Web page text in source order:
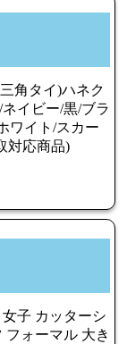
角タイ)ハネク
イビー/黒/ブラ
ワイト/スカー
対応商品)
子 カッターシ
フォーマル 大き